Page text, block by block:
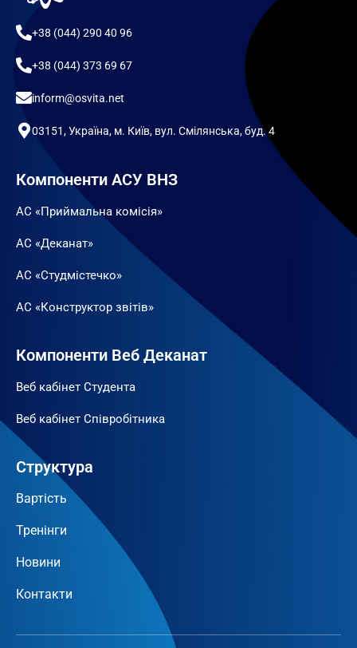
+38 (044) 290 40 96
+38 (044) 373 69 67
inform@osvita.net
03151, Україна, м. Київ, вул. Смілянська, буд. 4
Компоненти АСУ ВНЗ
АС «Приймальна комісія»
АС «Деканат»
АС «Студмістечко»
АС «Конструктор звітів»
Компоненти Веб Деканат
Веб кабінет Студента
Веб кабінет Співробітника
Структура
Вартість
Тренінги
Новини
Контакти